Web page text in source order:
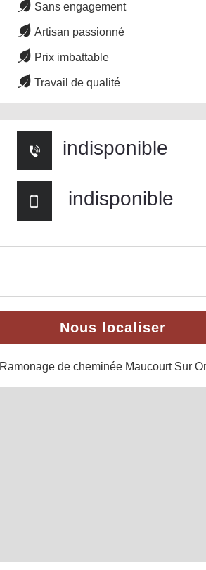
Sans engagement
Artisan passionné
Prix imbattable
Travail de qualité
indisponible
indisponible
Nous localiser
Ramonage de cheminée Maucourt Sur